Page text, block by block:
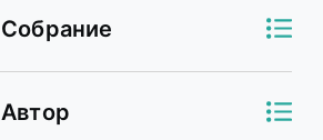
Собрание
Автор